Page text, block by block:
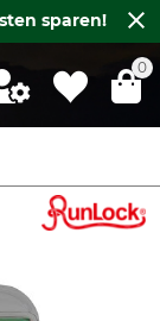
sparen!
0